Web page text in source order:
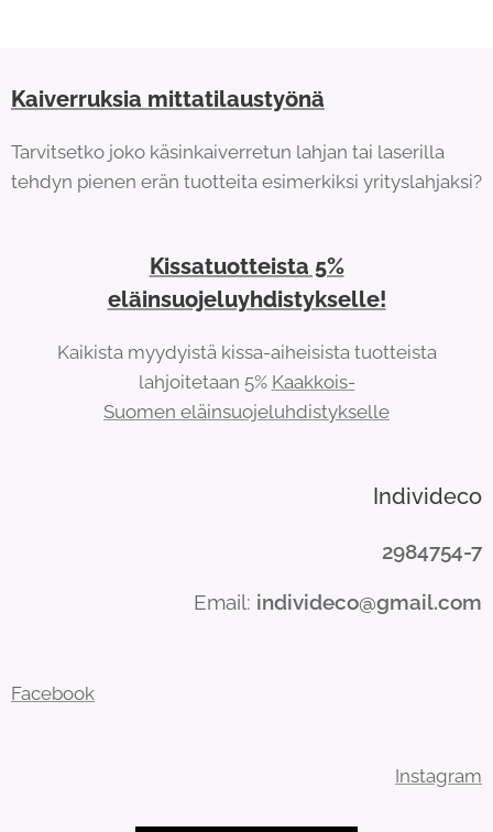
Kaiverruksia mittatilaustyönä
Tarvitsetko joko käsinkaiverretun lahjan tai laserilla
tehdyn pienen erän tuotteita esimerkiksi yrityslahjaksi?
Kissatuotteista 5%
eläinsuojeluyhdistykselle!
Kaikista myydyistä kissa-aiheisista tuotteista
lahjoitetaan 5% Kaakkois-
Suomen eläinsuojeluhdistykselle
Individeco
2984754-7
Email: individeco@gmail.com
Facebook
Instagram